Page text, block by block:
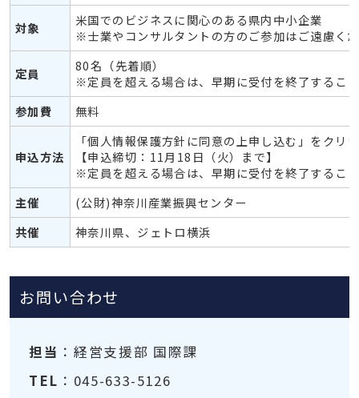
対象
米国でのビジネスに関心のある県内中小企業
※士業やコンサルタントの方のご参加はご遠慮く
定員
80名（先着順）
※定員を超える場合は、早期に受付を終了するこ
参加費
無料
申込方法
「個人情報保護方針に同意の上申し込む」をクリ
【申込締切：11月18日（火）まで】
※定員を超える場合は、早期に受付を終了するこ
主催
(公財)神奈川産業振興センター
共催
神奈川県、ジェトロ横浜
お問い合わせ
担当 ：経営支援部 国際課
TEL ：045-633-5126